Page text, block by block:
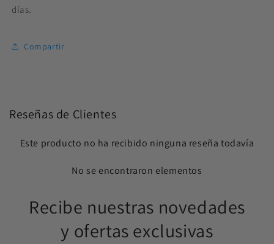
días.
Compartir
Reseñas de Clientes
Este producto no ha recibido ninguna reseña todavía
No se encontraron elementos
Recibe nuestras novedades
y ofertas exclusivas